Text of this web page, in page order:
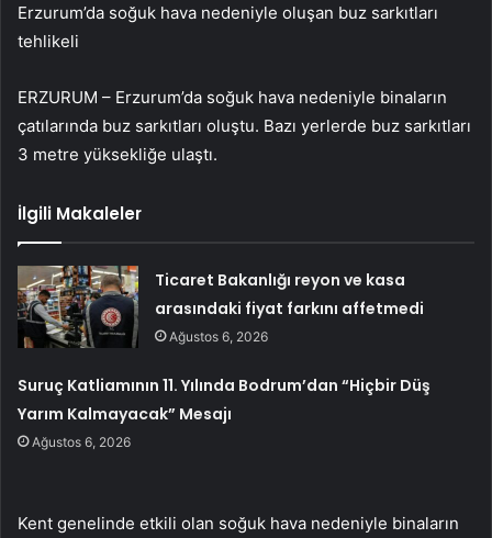
Erzurum’da soğuk hava nedeniyle oluşan buz sarkıtları
tehlikeli
ERZURUM – Erzurum’da soğuk hava nedeniyle binaların
çatılarında buz sarkıtları oluştu. Bazı yerlerde buz sarkıtları
3 metre yüksekliğe ulaştı.
İlgili Makaleler
Ticaret Bakanlığı reyon ve kasa
arasındaki fiyat farkını affetmedi
Ağustos 6, 2026
Suruç Katliamının 11. Yılında Bodrum’dan “Hiçbir Düş
Yarım Kalmayacak” Mesajı
Ağustos 6, 2026
Kent genelinde etkili olan soğuk hava nedeniyle binaların